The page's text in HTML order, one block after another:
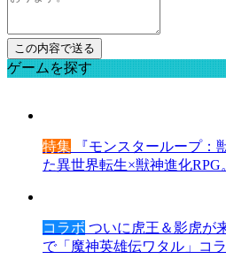
ゲームを探す
特集 『モンスターループ：
た異世界転生×獣神進化RPG
コラボ ついに虎王＆影虎が
で「魔神英雄伝ワタル」コ